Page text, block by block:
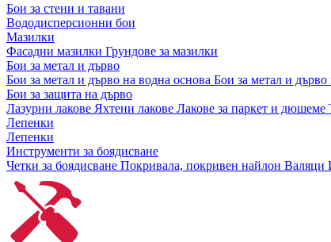
Бои за стени и тавани
Вододисперсионни бои
Мазилки
Фасадни мазилки Грундове за мазилки
Бои за метал и дърво
Бои за метал и дърво на водна основа Бои за метал и
Бои за защита на дърво
Лазурни лакове Яхтени лакове Лакове за паркет и дюшеме
Лепенки
Лепенки
Инструменти за боядисване
Четки за боядисване Покривала, покривен найлон Валяци